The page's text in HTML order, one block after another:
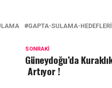
GAPTA-SULAMA-
SONRAKI
Güneydoğu’da
Artıyor !